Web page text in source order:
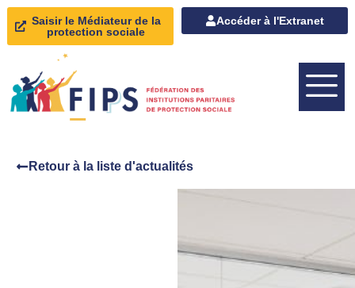
Saisir le Médiateur de la
protection sociale
Accéder à l'Extranet
Retour à la liste d'actualités